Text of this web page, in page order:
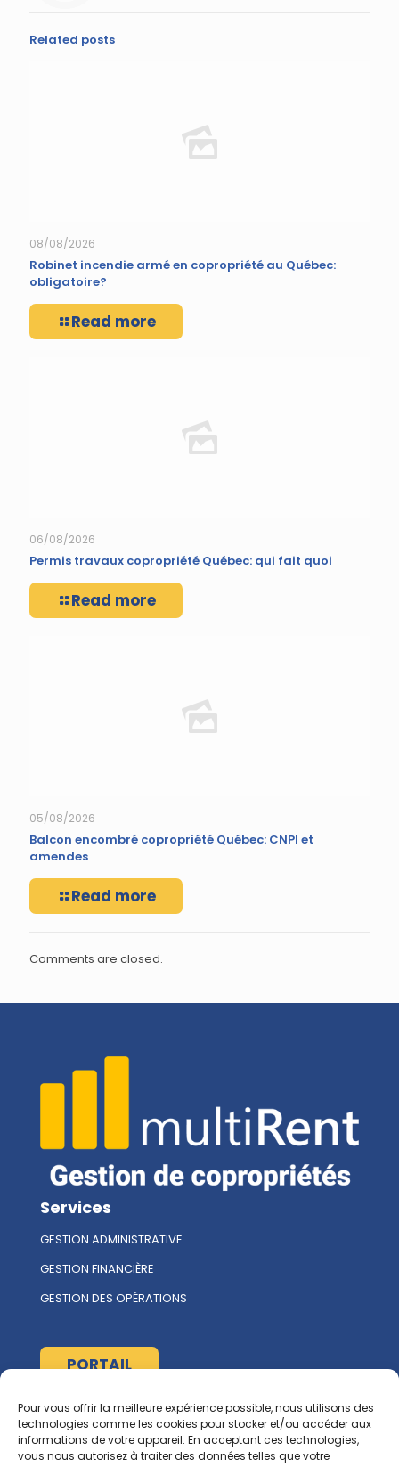
Pour vous offrir la meilleure expérience possible, nous utilisons des
technologies comme les cookies pour stocker et/ou accéder aux
informations de votre appareil. En acceptant ces technologies,
vous nous autorisez à traiter des données telles que votre
Related posts
08/08/2026
Robinet incendie armé en copropriété au Québec:
obligatoire?
Read more
06/08/2026
Permis travaux copropriété Québec: qui fait quoi
Read more
05/08/2026
Balcon encombré copropriété Québec: CNPI et
amendes
Read more
Comments are closed.
Services
GESTION ADMINISTRATIVE
GESTION FINANCIÈRE
GESTION DES OPÉRATIONS
PORTAIL
À propos
L'ÉQUIPE MULTIRENT